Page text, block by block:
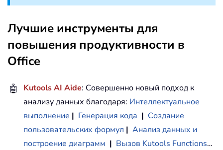
Лучшие инструменты для
повышения продуктивности в
Office
🤖 Kutools AI Aide: Совершенно новый подход к
анализу данных благодаря: Интеллектуальное
выполнение | Генерация кода | Создание
пользовательских формул | Анализ данных и
построение диаграмм | Вызов Kutools Functions…